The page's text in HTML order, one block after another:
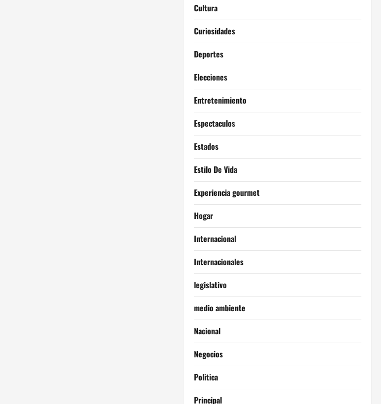
Cultura
Curiosidades
Deportes
Elecciones
Entretenimiento
Espectaculos
Estados
Estilo De Vida
Experiencia gourmet
Hogar
Internacional
Internacionales
legislativo
medio ambiente
Nacional
Negocios
Politica
Principal